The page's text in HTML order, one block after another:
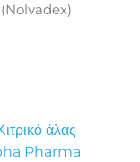
(Nolvadex)
άλας
Pharma